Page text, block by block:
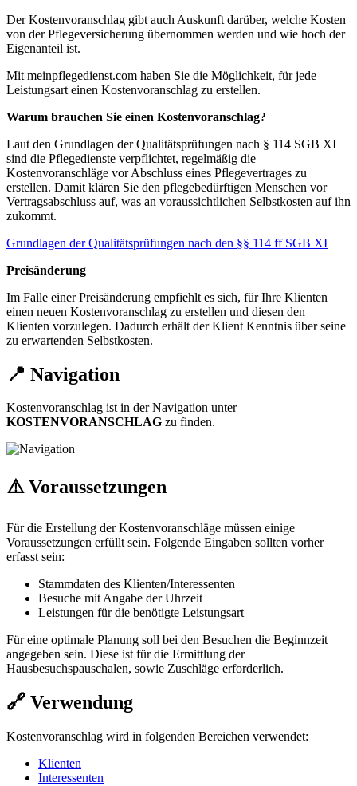
Der Kostenvoranschlag gibt auch Auskunft darüber, welche Kosten
von der Pflegeversicherung übernommen werden und wie hoch der
Eigenanteil ist.
Mit meinpflegedienst.com haben Sie die Möglichkeit, für jede
Leistungsart einen Kostenvoranschlag zu erstellen.
Warum brauchen Sie einen Kostenvoranschlag?
Laut den Grundlagen der Qualitätsprüfungen nach § 114 SGB XI
sind die Pflegedienste verpflichtet, regelmäßig die
Kostenvoranschläge vor Abschluss eines Pflegevertrages zu
erstellen. Damit klären Sie den pflegebedürftigen Menschen vor
Vertragsabschluss auf, was an voraussichtlichen Selbstkosten auf ihn
zukommt.
Grundlagen der Qualitätsprüfungen nach den §§ 114 ff SGB XI
Preisänderung
Im Falle einer Preisänderung empfiehlt es sich, für Ihre Klienten
einen neuen Kostenvoranschlag zu erstellen und diesen den
Klienten vorzulegen. Dadurch erhält der Klient Kenntnis über seine
zu erwartenden Selbstkosten.
📍 Navigation
Kostenvoranschlag ist in der Navigation unter
KOSTENVORANSCHLAG zu finden.
⚠️ Voraussetzungen
Für die Erstellung der Kostenvoranschläge müssen einige
Voraussetzungen erfüllt sein. Folgende Eingaben sollten vorher
erfasst sein:
Stammdaten des Klienten/Interessenten
Besuche mit Angabe der Uhrzeit
Leistungen für die benötigte Leistungsart
Für eine optimale Planung soll bei den Besuchen die Beginnzeit
angegeben sein. Diese ist für die Ermittlung der
Hausbesuchspauschalen, sowie Zuschläge erforderlich.
🔗 Verwendung
Kostenvoranschlag wird in folgenden Bereichen verwendet:
Klienten
Interessenten